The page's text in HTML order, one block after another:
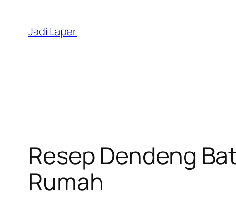
content
Jadi Laper
Resep Dendeng
Rumah